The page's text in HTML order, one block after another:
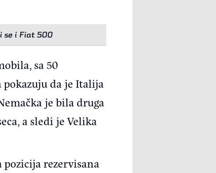
se i Fiat 500
sa 50
pokazuju da je Italija
je bila druga
a sledi je Velika
rezervisana